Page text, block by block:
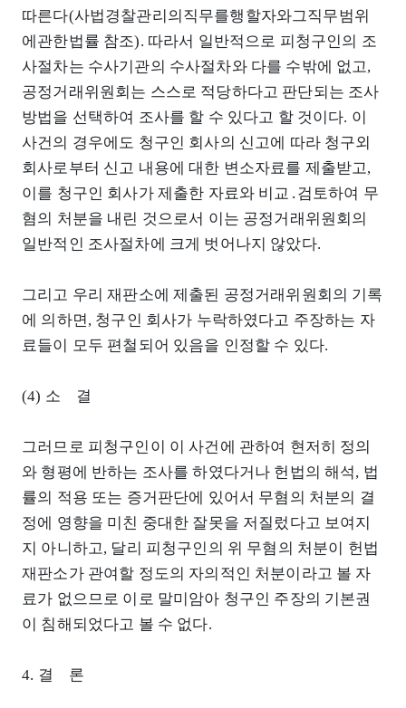
따른다(사법경찰관리의직무를행할자와그직무범위
에관한법률 참조). 따라서 일반적으로 피청구인의 조
사절차는 수사기관의 수사절차와 다를 수밖에 없고,
공정거래위원회는 스스로 적당하다고 판단되는 조사
방법을 선택하여 조사를 할 수 있다고 할 것이다. 이
사건의 경우에도 청구인 회사의 신고에 따라 청구외
회사로부터 신고 내용에 대한 변소자료를 제출받고,
이를 청구인 회사가 제출한 자료와 비교․검토하여 무
혐의 처분을 내린 것으로서 이는 공정거래위원회의
일반적인 조사절차에 크게 벗어나지 않았다.
그리고 우리 재판소에 제출된 공정거래위원회의 기록
에 의하면, 청구인 회사가 누락하였다고 주장하는 자
료들이 모두 편철되어 있음을 인정할 수 있다.
(4) 소 결
그러므로 피청구인이 이 사건에 관하여 현저히 정의
와 형평에 반하는 조사를 하였다거나 헌법의 해석, 법
률의 적용 또는 증거판단에 있어서 무혐의 처분의 결
정에 영향을 미친 중대한 잘못을 저질렀다고 보여지
지 아니하고, 달리 피청구인의 위 무혐의 처분이 헌법
재판소가 관여할 정도의 자의적인 처분이라고 볼 자
료가 없으므로 이로 말미암아 청구인 주장의 기본권
이 침해되었다고 볼 수 없다.
4. 결 론